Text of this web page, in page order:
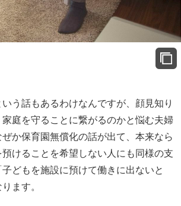
う話もあるわけなんですが、顔見知り
庭を守ることに繋がるのかと悩む夫婦
か保育園無償化の話が出て、本来なら
けることを希望しない人にも同様の支
どもを施設に預けて働きに出ないと
ます。